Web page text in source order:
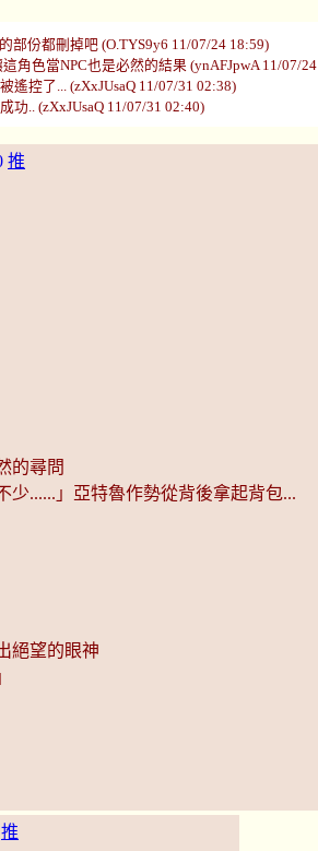
份都刪掉吧 (O.TYS9y6 11/07/24 18:59)
角色當NPC也是必然的結果 (ynAFJpwA 11/07/
控了... (zXxJUsaQ 11/07/31 02:38)
.. (zXxJUsaQ 11/07/31 02:40)
推
的尋問
少......」亞特魯作勢從背後拿起背包...
絕望的眼神
推